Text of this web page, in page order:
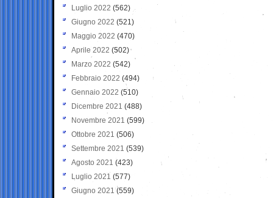
Luglio 2022 (562)
Giugno 2022 (521)
Maggio 2022 (470)
Aprile 2022 (502)
Marzo 2022 (542)
Febbraio 2022 (494)
Gennaio 2022 (510)
Dicembre 2021 (488)
Novembre 2021 (599)
Ottobre 2021 (506)
Settembre 2021 (539)
Agosto 2021 (423)
Luglio 2021 (577)
Giugno 2021(559)